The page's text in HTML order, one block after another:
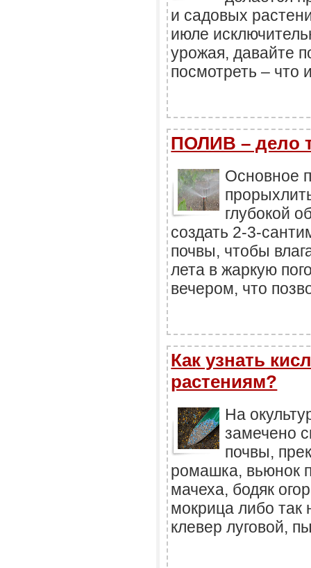
и садовых
июле
урожая, давайте
посмотреть – что
ПОЛИВ – дело
Основное
глубокой
создать 2-3-
почвы, чтобы
лета в жаркую
вечером, что
Как узнать
растениям?
На
замечено
почвы,
ромашка, вьюнок
мачеха, бодяк
мокрица либо так
клевер луговой,